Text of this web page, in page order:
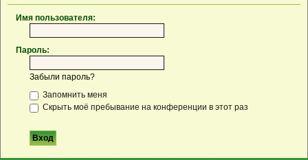
Имя пользователя:
Пароль:
Забыли пароль?
Запомнить меня
Скрыть моё пребывание на конференции в этот раз